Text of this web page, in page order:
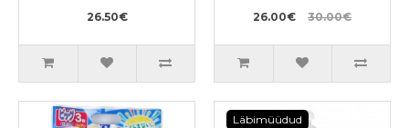
26.50€ 26.00€ 30.00€
Läbimüüdud